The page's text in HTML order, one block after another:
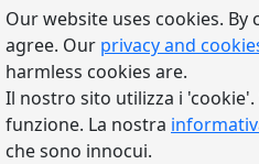
Our website uses cookies.
agree. Our privacy and
harmless cookies are.
Il nostro sito utilizza i
funzione. La nostra
che sono innocui.